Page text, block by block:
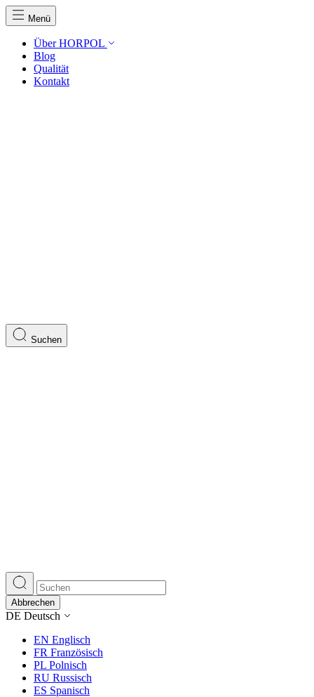
Menü
Über HORPOL
Blog
Qualität
Kontakt
Suchen
Abbrechen
DE Deutsch
EN Englisch
FR Französisch
PL Polnisch
RU Russisch
ES Spanisch